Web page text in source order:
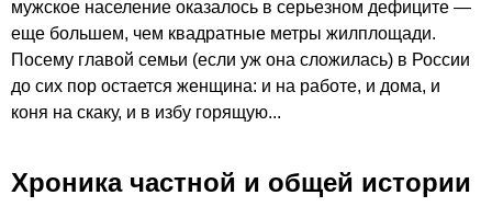
мужское население оказалось в серьезном дефиците —
еще большем, чем квадратные метры жилплощади.
Посему главой семьи (если уж она сложилась) в России
до сих пор остается женщина: и на работе, и дома, и
коня на скаку, и в избу горящую...
Хроника частной и общей истории